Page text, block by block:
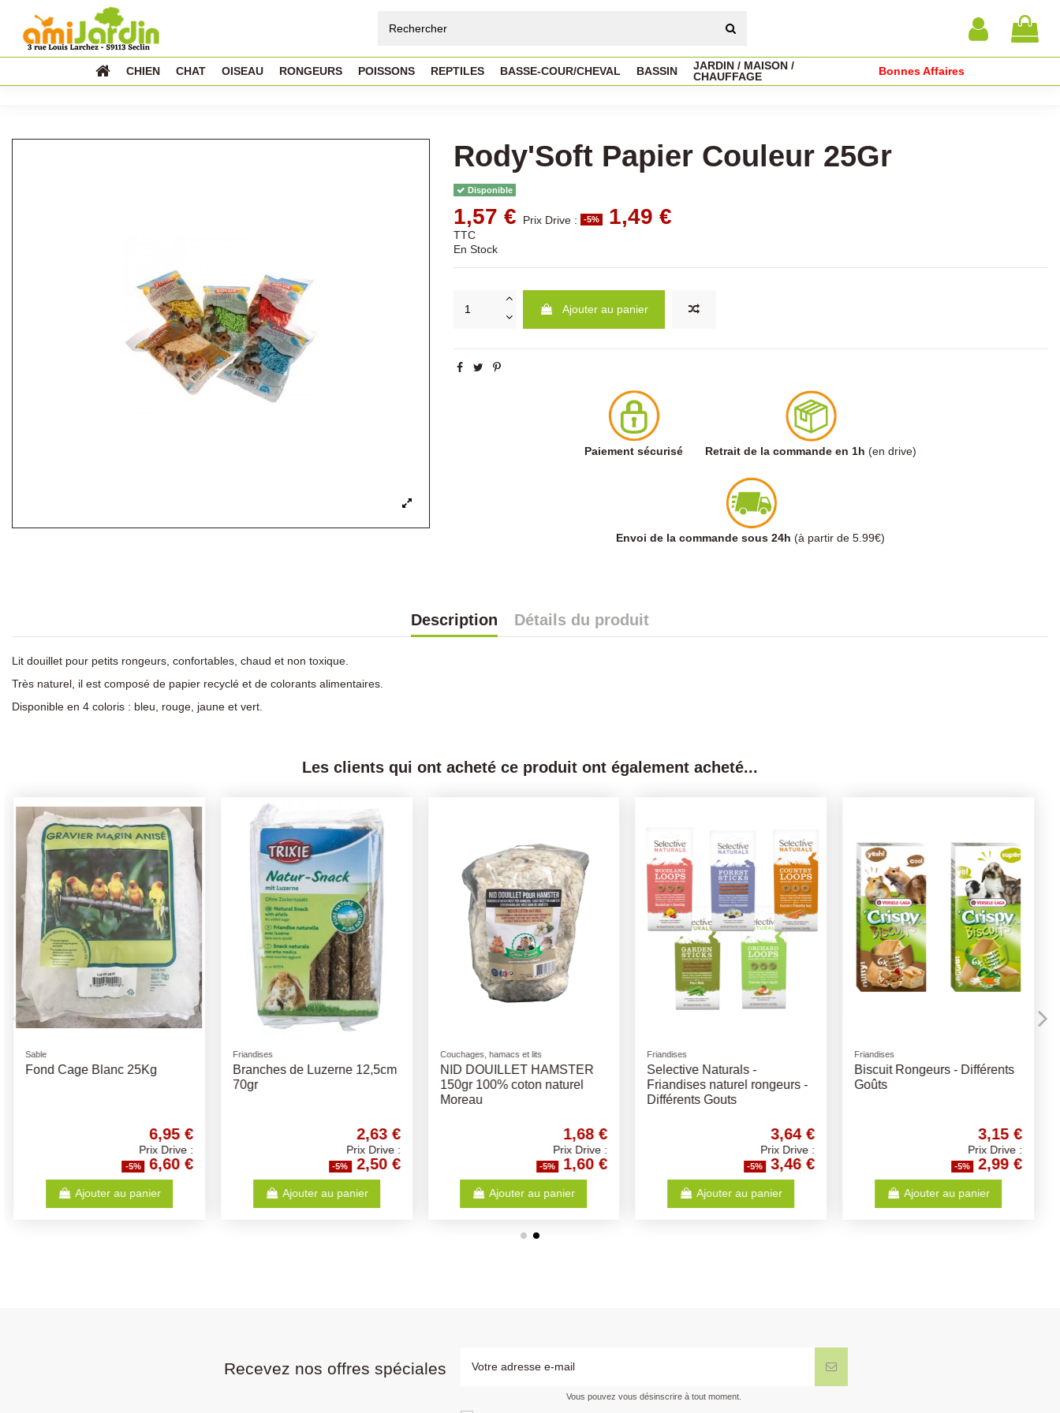
CHIEN CHAT OISEAU RONGEURS POISSONS REPTILES BASSE-COUR/CHEVAL BASSIN
JARDIN / MAISON /
CHAUFFAGE
Bonnes Affaires
Rody'Soft Papier Couleur 25Gr
Disponible
1,57 € Prix Drive : -5% 1,49 €
TTC
En Stock
Ajouter au panier
Paiement sécurisé Retrait de la commande en 1h (en drive)
Envoi de la commande sous 24h (à partir de 5.99€)
Description Détails du produit
Lit douillet pour petits rongeurs, confortables, chaud et non toxique.
Très naturel, il est composé de papier recyclé et de colorants alimentaires.
Disponible en 4 coloris : bleu, rouge, jaune et vert.
Les clients qui ont acheté ce produit ont également acheté...
Couchages, hamacs et lits
NID DOUILLET HAMSTER
1,68 €
Prix Drive :
-5% 1,60 €
Ajouter au panier
Friandises
Selective Naturals -
Friandises naturel rongeurs -
3,64 €
Prix Drive :
-5% 3,46 €
Ajouter au panier
Friandises
Biscuit Rongeurs - Différents
Goûts
3,15 €
Prix Drive :
-5% 2,99 €
Ajouter au panier
Maisons et abris
PLATEFORME RONGEUR -
55x39cm - SAVIC
10,51 €
Prix Drive :
-5% 9,98 €
Ajouter au panier
Poules
Mélange Volaille Mix
Concassé 20 kg
9,46 €
Prix Drive :
-5% 8,99 €
Ajouter au panier
Recevez nos offres spéciales
Vous pouvez vous désinscrire à tout moment.